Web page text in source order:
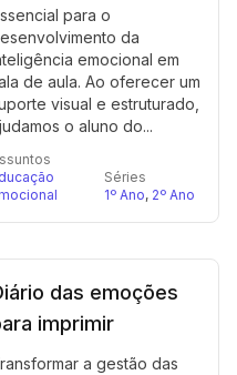
para o
da
emocional em
de aula. Ao oferecer um
visual e estruturado,
o aluno do...
Séries
1º Ano, 2º Ano
das emoções
imprimir
a gestão das